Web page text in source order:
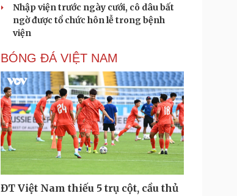
Nhập viện trước ngày cưới, cô dâu bất
ngờ được tổ chức hôn lễ trong bệnh
viện
BÓNG ĐÁ VIỆT NAM
ĐT Việt Nam thiếu 5 trụ cột, cầu thủ